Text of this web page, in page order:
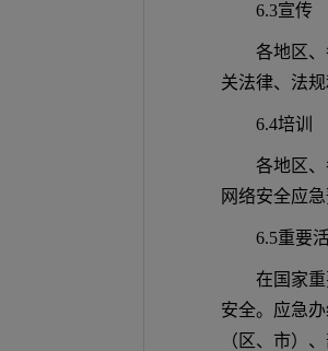
6.3宣传
各地区
关法律、法
6.4培训
各地区
网络安全应
6.5重要
在国家
安全。应急
（区、市）